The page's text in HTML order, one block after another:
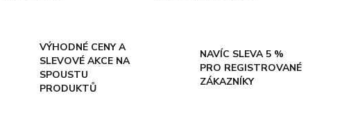
VÝHODNÉ CENY A
SLEVOVÉ AKCE NA
SPOUSTU
PRODUKTŮ
NAVÍC SLEVA 5 %
PRO REGISTROVANÉ
ZÁKAZNÍKY